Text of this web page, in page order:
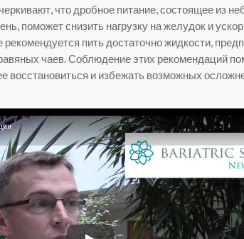
что дробное питание, состоящее из
поможет снизить нагрузку на желудок и
пить достаточно жидкости,
чаев. Соблюдение этих рекомендаций
восстановиться и избежать возможных